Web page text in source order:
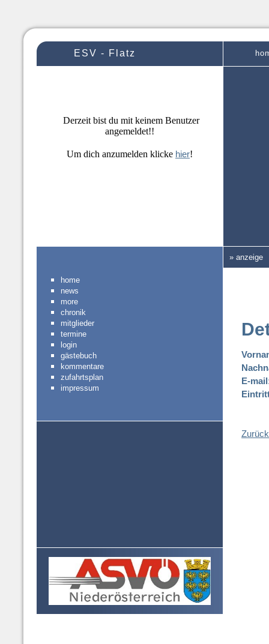
ESV - Flatz
Derzeit bist du mit keinem Benutzer
angemeldet!!
Um dich anzumelden klicke hier!
home
news
more
chronik
mitglieder
termine
login
gästebuch
kommentare
zufahrtsplan
impressum
» anzeige
E-